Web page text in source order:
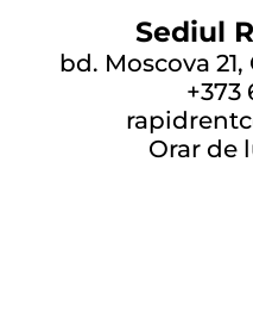
Sediul
bd. Moscova
+373
Orar de